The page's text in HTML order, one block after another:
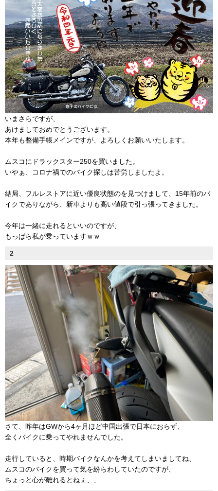
いまさらですが、
あけましておめでとうございます。
本年も整備手帳メインですが、よろしくお願いいたします。
ムスコにドラックスター250を買いました。
いやぁ、コロナ禍でのバイク探しは苦労しましたよ。
結局、フルレストアに近い優良状態のを見つけまして、15年前のバ
イクでありながら、新車よりも高い値段で引っ張ってきました。
今年は一緒に走れるといいのですが、
もっぱら私が乗っていますｗｗ
2
さて、昨年はGWから4ヶ月ほど中国出張で日本におらず、
全くバイクに乗ってやれませんでした。
走行していると、時期バイクなんかを考えてしまいましてね、
ムスコのバイクを買って気を紛らわしていたのですが、
ちょっと心が離れるとねぇ、、